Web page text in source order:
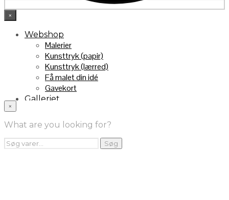
×
Webshop
Malerier
Kunsttryk (papir)
Kunsttryk (lærred)
Få malet din idé
Gavekort
Galleriet
Handelsebetingelser
Returnering
FRA TV
Videoklip fra TV2
×
What are you looking for?
Søg
efter:
Søg